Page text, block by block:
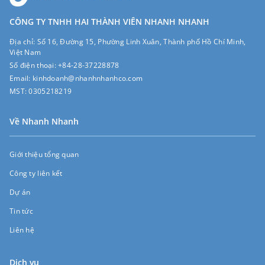
CÔNG TY TNHH HAI THÀNH VIÊN NHANH NHANH
Địa chỉ: Số 16, Đường 15, Phường Linh Xuân, Thành phố Hồ Chí Minh,
Việt Nam
Số điện thoại:+84-28-37228878
Email: kinhdoanh@nhanhnhanhco.com
MST:0305218219
Về Nhanh Nhanh
Giới thiệu tổng quan
Công ty liên kết
Dự án
Tin tức
Liên hệ
Dịch vụ